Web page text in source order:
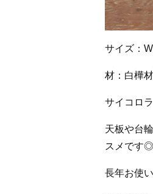
サイズ：
材：白樺
サイコロ
天板や台
スメです◎
長年お使